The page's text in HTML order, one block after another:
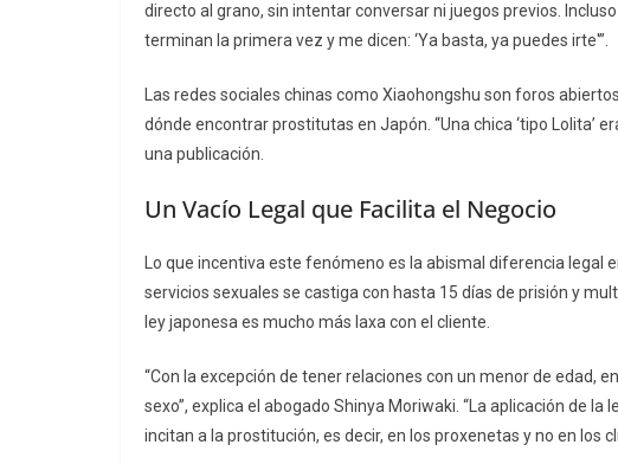
directo al grano, sin intentar conversar ni juegos previos.
terminan la primera vez y me dicen: ‘Ya basta, ya puedes irte'”.
Las redes sociales chinas como Xiaohongshu son foros
dónde encontrar prostitutas en Japón. “Una chica ‘tipo Lolita’
una publicación.
Un Vacío Legal que Facilita el Negocio
Lo que incentiva este fenómeno es la abismal diferencia
servicios sexuales se castiga con hasta 15 días de prisión y
ley japonesa es mucho más laxa con el cliente.
“Con la excepción de tener relaciones con un menor de edad,
sexo”, explica el abogado Shinya Moriwaki. “La aplicación de
incitan a la prostitución, es decir, en los proxenetas y no en los